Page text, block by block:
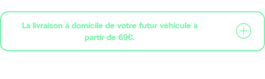
La livraison à domicile de votre futur véhicule à
partir de 69€.